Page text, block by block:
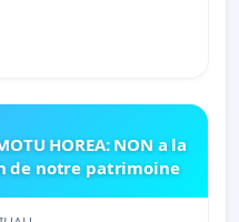
HOREA: NON a la
de notre patrimoine